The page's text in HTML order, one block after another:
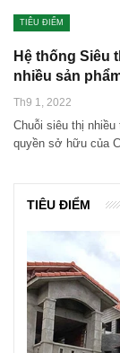
TIÊU ĐIỂM
Hệ thống Siêu
nhiều sản
Th9 1, 2022
Chuỗi siêu thị
quyền sở hữu của
TIÊU ĐIỂM